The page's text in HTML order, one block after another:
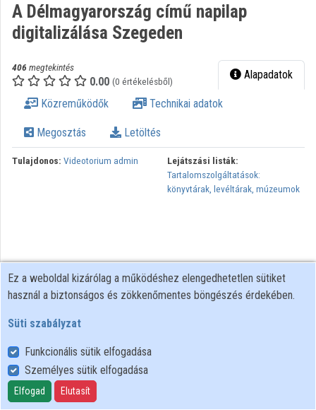
Intézményi felfedezés
Kategóriák
Intézményi listák
Intézmények
Közreműködők
A Délmagyarország című napilap
digitalizálása Szegeden
406 megtekintés
0.00 (0 értékelésből) Alapadatok
Közreműködők Technikai adatok
Megosztás Letöltés
Tulajdonos: Videotorium admin
Lejátszási listák:
Tartalomszolgáltatások:
könyvtárak, levéltárak, múzeumok
Felhasználói szabályzat
Adatkezelési tájékoztató
Süti szabályzat
Ez a weboldal kizárólag a működéshez elengedhetetlen sütiket
használ a biztonságos és zökkenőmentes böngészés érdekében.
Süti szabályzat
Funkcionális sütik elfogadása
Személyes sütik elfogadása
Elfogad Elutasít